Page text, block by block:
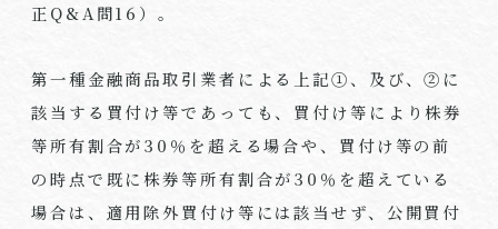
正Q&A問16）。
第一種金融商品取引業者による上記①、及び、②に
該当する買付け等であっても、買付け等により株券
等所有割合が30％を超える場合や、買付け等の前
の時点で既に株券等所有割合が30％を超えている
場合は、適用除外買付け等には該当せず、公開買付